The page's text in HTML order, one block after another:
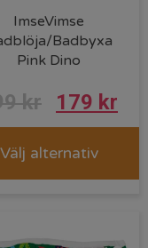
ImseVimse
Badbyxa
Pink Dino
kr 179 kr
Välj alternativ